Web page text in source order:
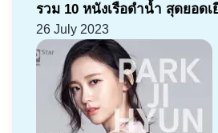
รวม 10 หนังเรือดำน้ำ สุดยอด
26 July 2023